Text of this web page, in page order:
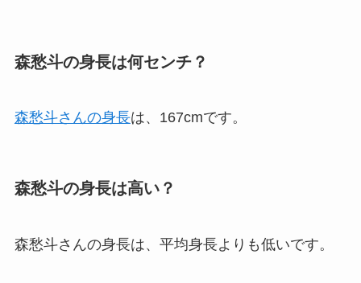
森愁斗の身長は何センチ？
森愁斗さんの身長は、167cmです。
森愁斗の身長は高い？
森愁斗さんの身長は、平均身長よりも低いです。